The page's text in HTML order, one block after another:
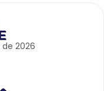
de 2026